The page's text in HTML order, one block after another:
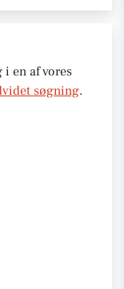
i en af vores
søgning.